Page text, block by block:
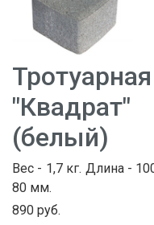
(белый)
Вес - 1,7 кг. Длина -
80 мм.
890 руб.